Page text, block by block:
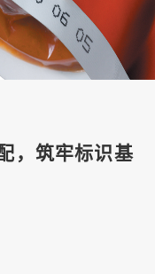
，筑牢标识基